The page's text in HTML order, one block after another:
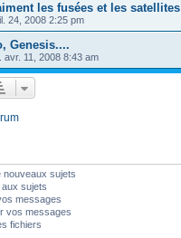
les fusées et les satellites
24, 2008 2:25 pm
Genesis....
avr. 11, 2008 8:43 am
nouveaux sujets
sujets
messages
vos messages
fichiers